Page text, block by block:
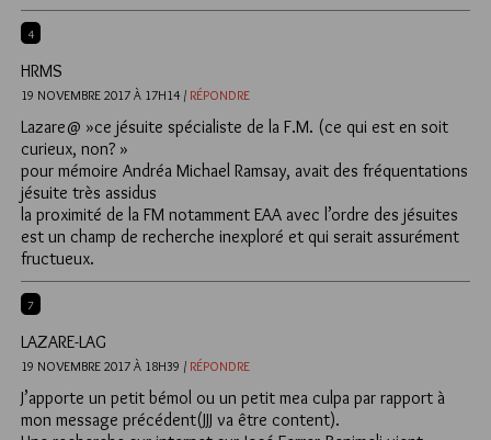
4
HRMS
19 NOVEMBRE 2017 À 17H14 / RÉPONDRE
Lazare@ »ce jésuite spécialiste de la F.M. (ce qui est en soit
curieux, non? »
pour mémoire Andréa Michael Ramsay, avait des fréquentations
jésuite très assidus
la proximité de la FM notamment EAA avec l’ordre des jésuites
est un champ de recherche inexploré et qui serait assurément
fructueux.
7
LAZARE-LAG
19 NOVEMBRE 2017 À 18H39 / RÉPONDRE
J’apporte un petit bémol ou un petit mea culpa par rapport à
mon message précédent(JJJ va être content).